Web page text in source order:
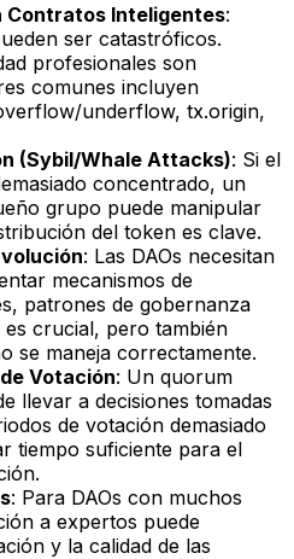
Contratos Inteligentes:
ser catastróficos.
profesionales son
comunes incluyen
underflow, tx.origin,
(Sybil/Whale Attacks): Si el
concentrado, un
grupo puede manipular
del token es clave.
: Las DAOs necesitan
mecanismos de
patrones de gobernanza
crucial, pero también
se maneja correctamente.
Votación: Un quorum
llevar a decisiones tomadas
de votación demasiado
tiempo suficiente para el
: Para DAOs con muchos
a expertos puede
y la calidad de las